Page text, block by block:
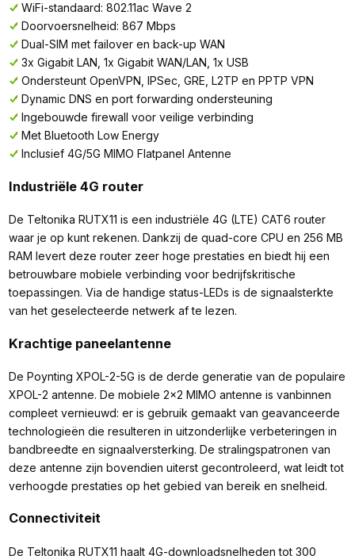
WiFi-standaard: 802.11ac Wave 2
Doorvoersnelheid: 867 Mbps
Dual-SIM met failover en back-up WAN
3x Gigabit LAN, 1x Gigabit WAN/LAN, 1x USB
Ondersteunt OpenVPN, IPSec, GRE, L2TP en PPTP VPN
Dynamic DNS en port forwarding ondersteuning
Ingebouwde firewall voor veilige verbinding
Met Bluetooth Low Energy
Inclusief 4G/5G MIMO Flatpanel Antenne
Industriële 4G router
De Teltonika RUTX11 is een industriële 4G (LTE) CAT6 router
waar je op kunt rekenen. Dankzij de quad-core CPU en 256 MB
RAM levert deze router zeer hoge prestaties en biedt hij een
betrouwbare mobiele verbinding voor bedrijfskritische
toepassingen. Via de handige status-LEDs is de signaalsterkte
van het geselecteerde netwerk af te lezen.
Krachtige paneelantenne
De Poynting XPOL-2-5G is de derde generatie van de populaire
XPOL-2 antenne. De mobiele 2x2 MIMO antenne is vanbinnen
compleet vernieuwd: er is gebruik gemaakt van geavanceerde
technologieën die resulteren in uitzonderlijke verbeteringen in
bandbreedte en signaalversterking. De stralingspatronen van
deze antenne zijn bovendien uiterst gecontroleerd, wat leidt tot
verhoogde prestaties op het gebied van bereik en snelheid.
Connectiviteit
De Teltonika RUTX11 haalt 4G-downloadsnelheden tot 300